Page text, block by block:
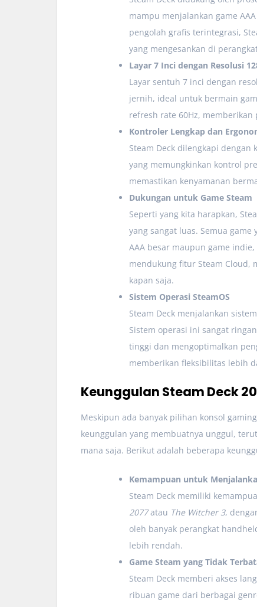
mampu menjalankan game
pengolah grafis terintegrasi,
yang mengesankan di
Layar 7 Inci dengan Resolusi
Layar sentuh 7 inci dengan
jernih, ideal untuk bermain
refresh rate 60Hz,
Kontroler Lengkap dan
Steam Deck dilengkapi
yang memungkinkan kontrol
memastikan kenyamanan
Dukungan untuk Game Steam
Seperti yang kita harapkan,
yang sangat luas. Semua
AAA besar maupun game
mendukung fitur Steam Cloud,
kapan saja.
Sistem Operasi SteamOS
Steam Deck menjalankan
Sistem operasi ini sangat
tinggi dan mengoptimalkan
memberikan fleksibilitas lebih
Keunggulan Steam Deck
Meskipun ada banyak pilihan konsol
keunggulan yang membuatnya unggul,
mana saja. Berikut adalah beberapa
Kemampuan untuk
Steam Deck memiliki
2077atau The Witcher 3,
oleh banyak perangkat
lebih rendah.
Game Steam yang Tidak
Steam Deck memberi akses
ribuan game dari berbagai